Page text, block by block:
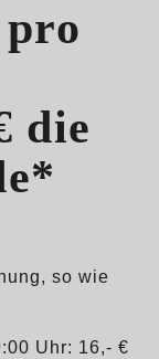
die
so wie
Uhr: 16,- €